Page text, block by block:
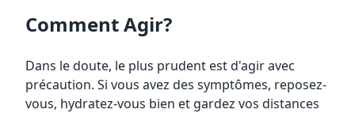
Comment Agir?
Dans le doute, le plus prudent est d'agir avec
précaution. Si vous avez des symptômes, reposez-
vous, hydratez-vous bien et gardez vos distances